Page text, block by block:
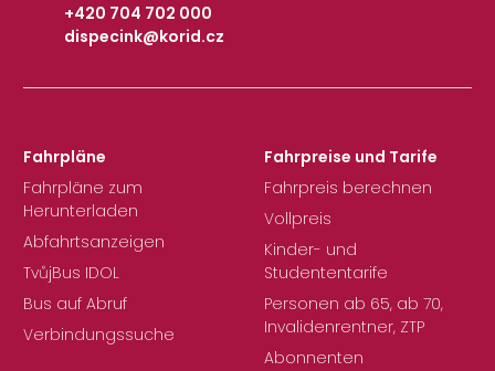
+420 704 702 000
|
dispecink@korid.cz
Fahrpläne
Fahrpläne zum
Herunterladen
Abfahrtsanzeigen
TvůjBus IDOL
Bus auf Abruf
Verbindungssuche
Fahrpreise und Tarife
Fahrpreis berechnen
Vollpreis
Kinder- und
Studententarife
Personen ab 65, ab 70,
Invalidenrentner, ZTP
Abonnenten